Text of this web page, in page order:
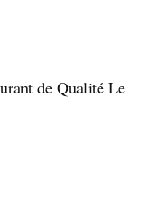
de Qualité Le